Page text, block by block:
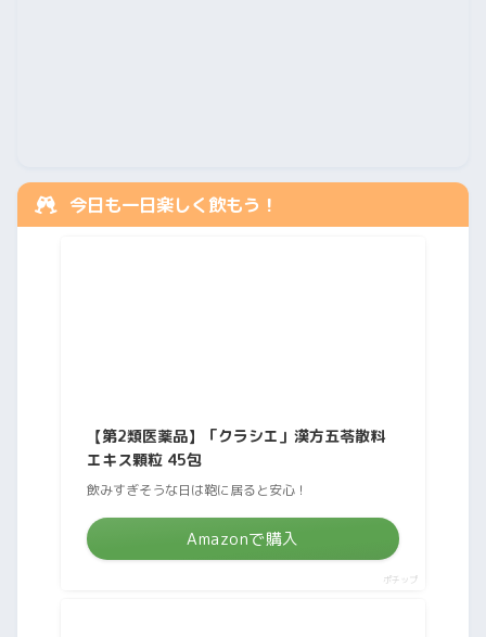
今日も一日楽しく飲もう！
【第2類医薬品】「クラシエ」漢方五苓散料
エキス顆粒 45包
飲みすぎそうな日は鞄に居ると安心！
Amazonで購入
ポチップ